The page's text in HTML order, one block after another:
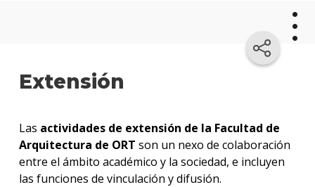
Extensión
Las actividades de extensión de la Facultad de
Arquitectura de ORT son un nexo de colaboración
entre el ámbito académico y la sociedad, e incluyen
las funciones de vinculación y difusión.